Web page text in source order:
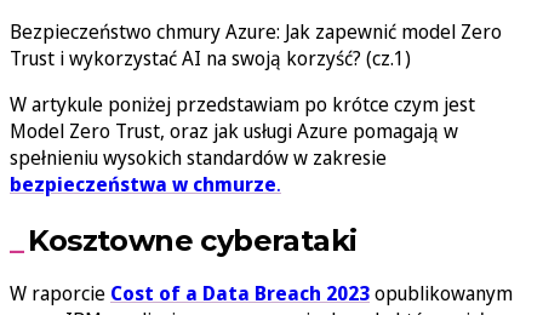
Bezpieczeństwo chmury Azure: Jak zapewnić model Zero
Trust i wykorzystać AI na swoją korzyść? (cz.1)
W artykule poniżej przedstawiam po krótce czym jest
Model Zero Trust, oraz jak usługi Azure pomagają w
spełnieniu wysokich standardów w zakresie
bezpieczeństwa w chmurze.
Kosztowne cyberataki
W raporcie Cost of a Data Breach 2023opublikowanym